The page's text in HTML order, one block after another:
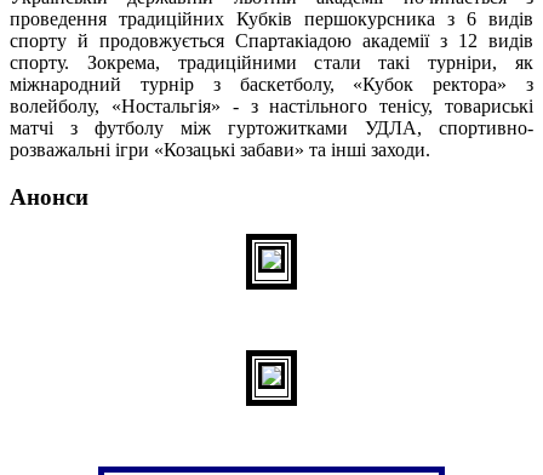
проведення традиційних Кубків першокурсника з 6 видів
спорту й продовжується Спартакіадою академії з 12 видів
спорту. Зокрема, традиційними стали такі турніри, як
міжнародний турнір з баскетболу, «Кубок ректора» з
волейболу, «Ностальгія» - з настільного тенісу, товариські
матчі з футболу між гуртожитками УДЛА, спортивно-
розважальні ігри «Козацькі забави» та інші заходи.
Анонси